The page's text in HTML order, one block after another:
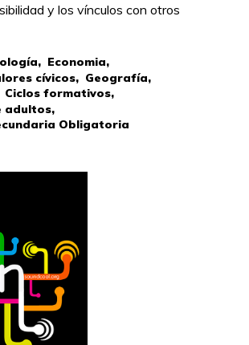
y los vínculos con otros
Economia,
cívicos, Geografía,
Ciclos formativos,
adultos,
Obligatoria